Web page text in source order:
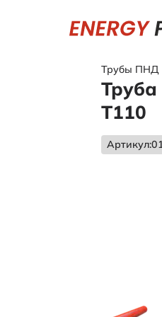
Трубы ПНД
Труба
Т110
Артикул: